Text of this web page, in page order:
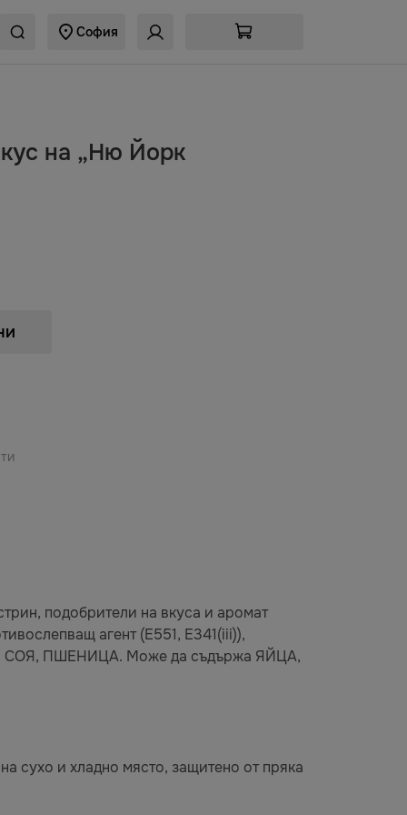
София
на „Ню Йорк
подобрители на вкуса и аромат
агент (E551, E341(iii)),
СОЯ, ПШЕНИЦА. Може да съдържа ЯЙЦА,
сухо и хладно място, защитено от пряка